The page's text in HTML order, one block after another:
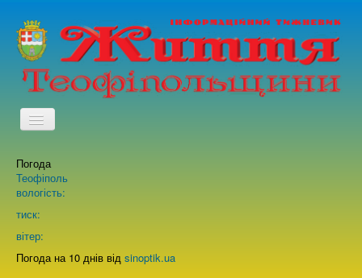
TPL_PROTOSTAR_TOGGLE_MENU
Про нас
Погода
Теофіполь
вологість:
тиск:
вітер:
Погода на 10 днів від sinoptik.ua